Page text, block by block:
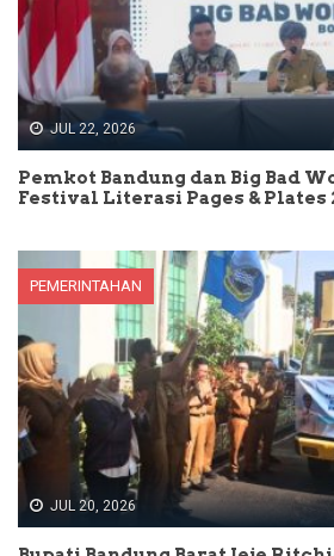
JUL 22, 2026
Pemkot Bandung dan Big Bad
Festival Literasi Pages & Plates
PEMERINTAHAN
JUL 20, 2026